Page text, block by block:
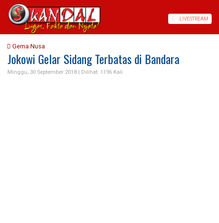
LIVESTREAM
Gema Nusa
Jokowi Gelar Sidang Terbatas di Bandara
Minggu, 30 September 2018 | Dilihat: 1196 Kali